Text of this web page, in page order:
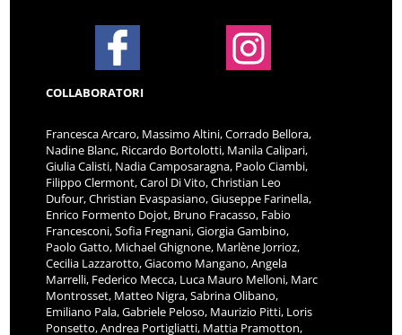
COLLABORATORI
Francesca Arcaro, Massimo Altini, Corrado Bellora,
Nadine Blanc, Riccardo Bortolotti, Manila Calipari,
Giulia Calisti, Nadia Camposaragna, Paolo Ciambi,
Filippo Clermont, Carol Di Vito, Christian Leo
Dufour, Christian Evaspasiano, Giuseppe Farinella,
Enrico Formento Dojot, Bruno Fracasso, Fabio
Francesconi, Sofia Fregnani, Giorgia Gambino,
Paolo Gatto, Michael Ghignone, Marlène Jorrioz,
Cecilia Lazzarotto, Giacomo Mangano, Angela
Marrelli, Federico Mecca, Luca Mauro Melloni, Marc
Montrosset, Matteo Nigra, Sabrina Olibano,
Emiliano Pala, Gabriele Peloso, Maurizio Pitti, Loris
Ponsetto, Andrea Portigliatti, Mattia Pramotton,